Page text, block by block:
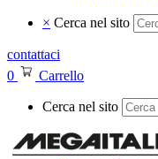
× Cerca nel sito
contattaci
0
Carrello
Cerca nel sito